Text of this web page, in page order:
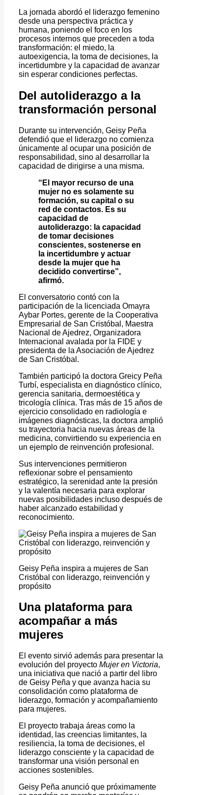
La jornada abordó el liderazgo femenino
desde una perspectiva práctica y
humana, poniendo el foco en los
procesos internos que preceden a toda
transformación: el miedo, la
autoexigencia, la toma de decisiones, la
incertidumbre y la capacidad de avanzar
sin esperar condiciones perfectas.
Del autoliderazgo a la
transformación personal
Durante su intervención, Geisy Peña
defendió que el liderazgo no comienza
únicamente al ocupar una posición de
responsabilidad, sino al desarrollar la
capacidad de dirigirse a una misma.
“El mayor recurso de una
mujer no es solamente su
formación, su capital o su
red de contactos. Es su
capacidad de
autoliderazgo: la capacidad
de tomar decisiones
conscientes, sostenerse en
la incertidumbre y actuar
desde la mujer que ha
decidido convertirse”,
afirmó.
El conversatorio contó con la
participación de la licenciada Omayra
Aybar Portes, gerente de la Cooperativa
Empresarial de San Cristóbal, Maestra
Nacional de Ajedrez, Organizadora
Internacional avalada por la FIDE y
presidenta de la Asociación de Ajedrez
de San Cristóbal.
También participó la doctora Greicy Peña
Turbí, especialista en diagnóstico clínico,
gerencia sanitaria, dermoestética y
tricología clínica. Tras más de 15 años de
ejercicio consolidado en radiología e
imágenes diagnósticas, la doctora amplió
su trayectoria hacia nuevas áreas de la
medicina, convirtiendo su experiencia en
un ejemplo de reinvención profesional.
Sus intervenciones permitieron
reflexionar sobre el pensamiento
estratégico, la serenidad ante la presión
y la valentía necesaria para explorar
nuevas posibilidades incluso después de
haber alcanzado estabilidad y
reconocimiento.
Geisy Peña inspira a mujeres de San
Cristóbal con liderazgo, reinvención y
propósito
Una plataforma para
acompañar a más
mujeres
El evento sirvió además para presentar la
evolución del proyecto Mujer en Victoria,
una iniciativa que nació a partir del libro
de Geisy Peña y que avanza hacia su
consolidación como plataforma de
liderazgo, formación y acompañamiento
para mujeres.
El proyecto trabaja áreas como la
identidad, las creencias limitantes, la
resiliencia, la toma de decisiones, el
liderazgo consciente y la capacidad de
transformar una visión personal en
acciones sostenibles.
Geisy Peña anunció que próximamente